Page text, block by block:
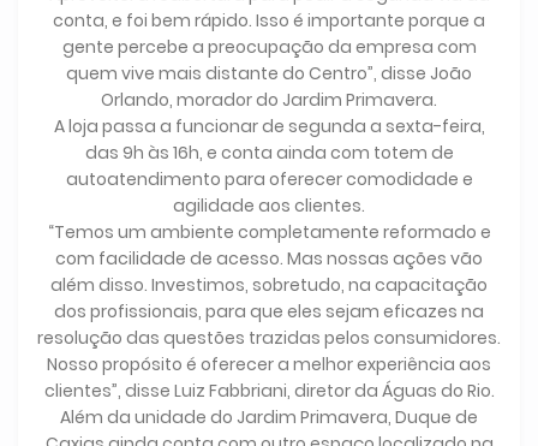
conta, e foi bem rápido. Isso é importante porque a
gente percebe a preocupação da empresa com
quem vive mais distante do Centro”, disse João
Orlando, morador do Jardim Primavera.
A loja passa a funcionar de segunda a sexta-feira,
das 9h às 16h, e conta ainda com totem de
autoatendimento para oferecer comodidade e
agilidade aos clientes.
“Temos um ambiente completamente reformado e
com facilidade de acesso. Mas nossas ações vão
além disso. Investimos, sobretudo, na capacitação
dos profissionais, para que eles sejam eficazes na
resolução das questões trazidas pelos consumidores.
Nosso propósito é oferecer a melhor experiência aos
clientes”, disse Luiz Fabbriani, diretor da Águas do Rio.
Além da unidade do Jardim Primavera, Duque de